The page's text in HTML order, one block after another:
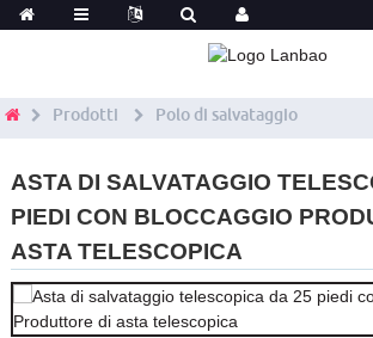
Prodotti Polo di salvataggio
ASTA DI SALVATAGGIO
PIEDI CON BLOCCAGGIO
ASTA TELESCOPICA